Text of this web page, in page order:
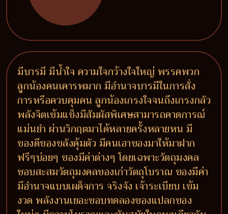
มีบารมี มีน้ำใจ ความใจกว้างใจใหญ่ พรรคพวก
ลูกน้องคนเคารพมาก มีอำนาจบารมีในการสั่ง
การหรือควบคุมคน ลูกน้องเกรงใจจนถึงเกรงกลัว
พลังจิตเข้มแข็งมีสัมผัสพิเศษสามารถคาดการณ์
แม่นยำ ผ่านวิกฤตมาได้หลายครั้งหลายหน มี
ของดีของขลังคุ้มตัว มีคนเอาของมาให้มาฝาก
ฟรีๆบ่อยๆ ของมีค่าต่างๆ โดยเฉพาะวัตถุมงคล
ชอบสะสมวัตถุมงคลของเก่าวัตถุโบราณ ของมีค่า
มีอำนาจแบบเผด็จการ จริงจัง เจ้าระเบียบ เข้ม
งวด พลังงานเยอะชอบทดลองของแปลกของ